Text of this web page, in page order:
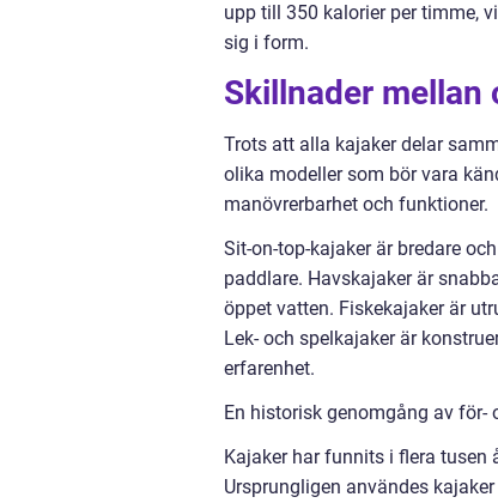
upp till 350 kalorier per timme,
sig i form.
Skillnader mellan
Trots att alla kajaker delar
olika modeller som bör vara
manövrerbarhet och funktioner.
Sit-on-top-kajaker är bredare
paddlare. Havskajaker är
öppet vatten. Fiskekajaker är
Lek- och spelkajaker är
erfarenhet.
En historisk genomgång av för-
Kajaker har funnits i flera tusen
Ursprungligen användes